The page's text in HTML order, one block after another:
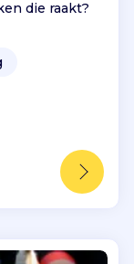
die raakt?